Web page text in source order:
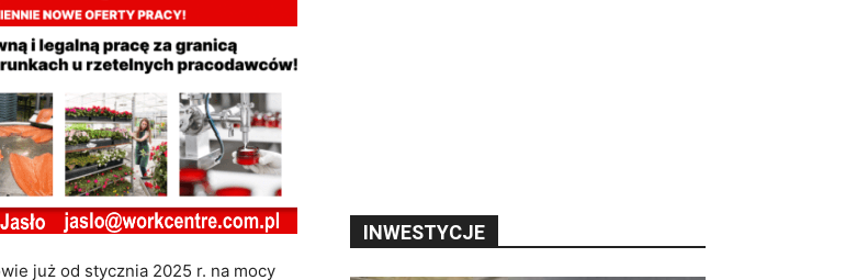
już od stycznia 2025 r. na mocy
INWESTYCJE